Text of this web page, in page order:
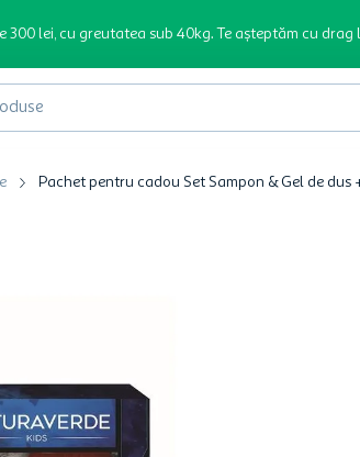
lei, cu greutatea sub 40kg. Te așteptăm cu drag
Pachet pentru cadou Set Sampon & Gel de